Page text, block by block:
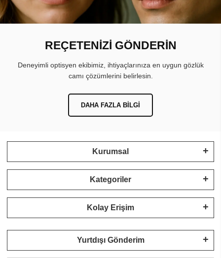
REÇETENİZİ GÖNDERİN
Deneyimli optisyen ekibimiz, ihtiyaçlarınıza en uygun gözlük
camı çözümlerini belirlesin.
DAHA FAZLA BILGI
Kurumsal
Kategoriler
Kolay Erişim
Yurtdışı Gönderim